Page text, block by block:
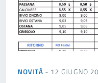
NOVITÀ - 12 GIUGNO